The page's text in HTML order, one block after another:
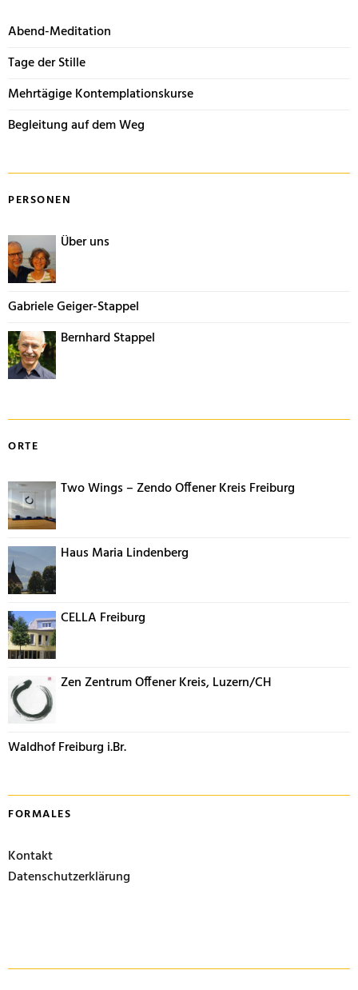
Abend-Meditation
Tage der Stille
Mehrtägige Kontemplationskurse
Begleitung auf dem Weg
PERSONEN
Über uns
Gabriele Geiger-Stappel
Bernhard Stappel
ORTE
Two Wings – Zendo Offener Kreis Freiburg
Haus Maria Lindenberg
CELLA Freiburg
Zen Zentrum Offener Kreis, Luzern/CH
Waldhof Freiburg i.Br.
FORMALES
Kontakt
Datenschutzerklärung